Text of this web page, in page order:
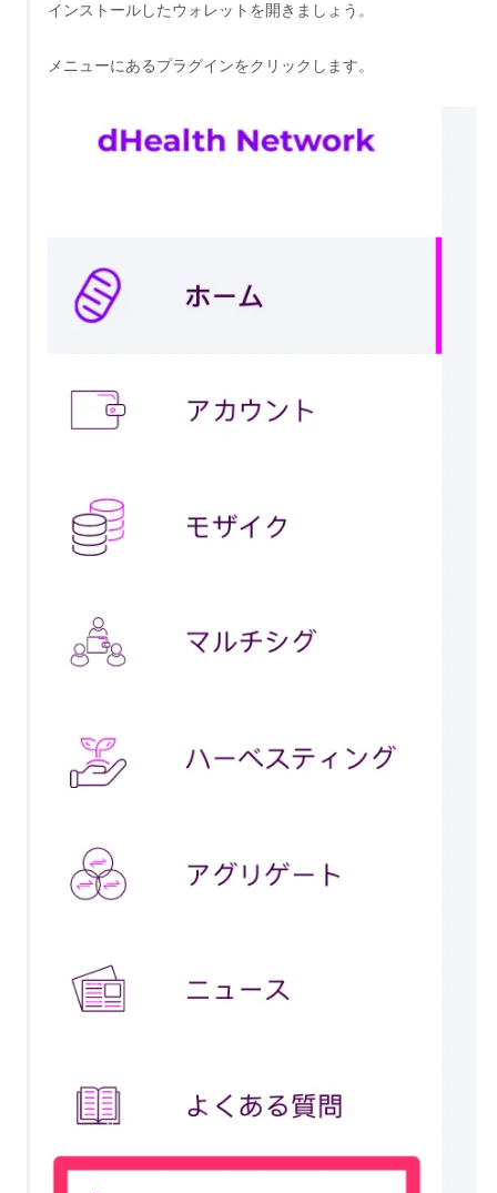
インストールしたウォレットを開きましょう。
メニューにあるプラグインをクリックします。